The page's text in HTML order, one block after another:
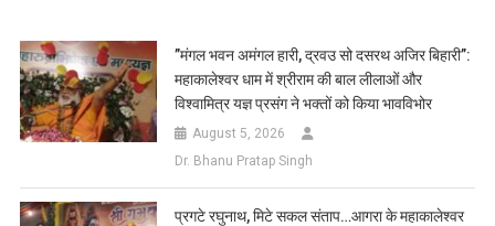
List
​”मंगल भवन अमंगल हारी, द्रवउ सो दसरथ अजिर बिहारी”:
महाकालेश्वर धाम में श्रीराम की बाल लीलाओं और
विश्वामित्र यज्ञ प्रसंग ने भक्तों को किया भावविभोर
August 5, 2026
Dr. Bhanu Pratap Singh
प्रगटे रघुनाथ, मिटे सकल संताप…आगरा के महाकालेश्वर